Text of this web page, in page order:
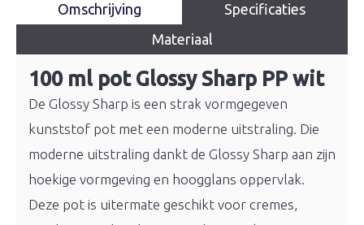
Omschrijving
Specificaties
Materiaal
100 ml pot Glossy Sharp PP wit
De Glossy Sharp is een strak vormgegeven
kunststof pot met een moderne uitstraling. Die
moderne uitstraling dankt de Glossy Sharp aan zijn
hoekige vormgeving en hoogglans oppervlak.
Deze pot is uitermate geschikt voor cremes,